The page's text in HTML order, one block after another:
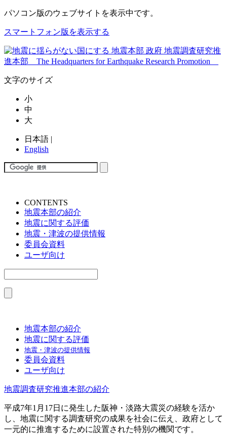
パソコン版のウェブサイトを表示中です。
スマートフォン版を表示する
文字のサイズ
小
中
大
日本語 |
English
CONTENTS
地震本部の紹介
地震に関する評価
地震・津波の提供情報
委員会資料
ユーザ向け
地震本部の紹介
地震に関する評価
地震・津波の提供情報
委員会資料
ユーザ向け
地震調査研究推進本部の紹介
平成7年1月17日に発生した阪神・淡路大震災の経験を活か
し、地震に関する調査研究の成果を社会に伝え、政府として
一元的に推進するために設置された特別の機関です。